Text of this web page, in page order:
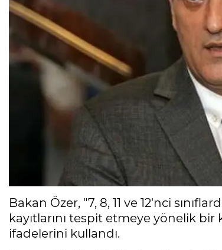
Bakan Özer, "7, 8, 11 ve 12'nci
kayıtlarını tespit etmeye yönelik
ifadelerini kullandı.